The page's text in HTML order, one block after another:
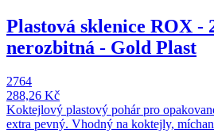
Plastová sklenice ROX -
nerozbitná - Gold Plast
2764
288,26 Kč
Koktejlový plastový pohár pro
extra pevný. Vhodný na koktejly,